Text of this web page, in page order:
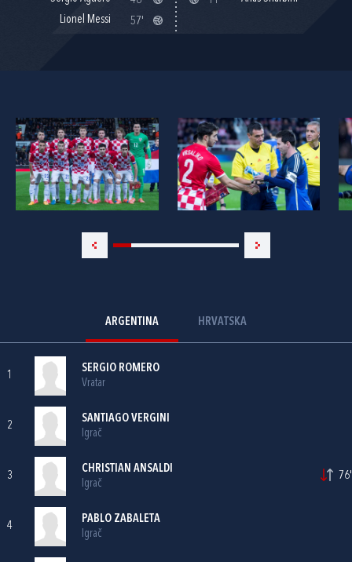
Lionel Messi
57'
ARGENTINA HRVATSKA
1
SERGIO ROMERO
Vratar
2
SANTIAGO VERGINI
Igrač
3
CHRISTIAN ANSALDI
Igrač
76'
4
PABLO ZABALETA
Igrač